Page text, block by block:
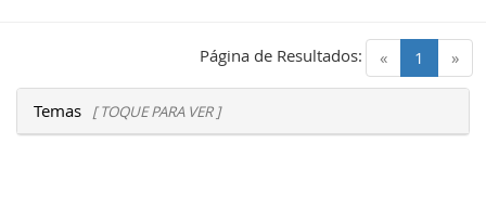
« 1 (current)
»
Página de Resultados:
Temas [ TOQUE PARA VER ]